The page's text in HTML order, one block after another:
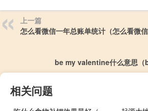
上一篇
怎么看微信一年总账单统计（怎么看微信
be my valentine什么意思（
相关问题